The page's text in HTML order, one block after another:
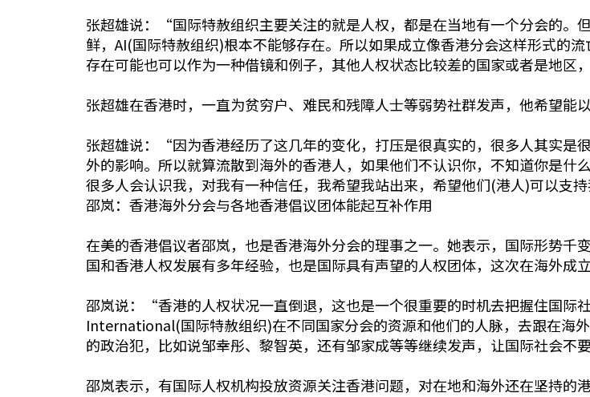
张超雄说：“国际特赦组织主要关注的就是人权，都是在当地有一个分会的。
鲜，AI(国际特赦组织)根本不能够存在。所以如果成立像香港分会这样形式的
存在可能也可以作为一种借镜和例子，其他人权状态比较差的国家或者是地区
张超雄在香港时，一直为贫穷户、难民和残障人士等弱势社群发声，他希望能
张超雄说：“因为香港经历了这几年的变化，打压是很真实的，很多人其实是
外的影响。所以就算流散到海外的香港人，如果他们不认识你，不知道你是什
很多人会认识我，对我有一种信任，我希望我站出来，希望他们(港人)可以支
邵岚：香港海外分会与各地香港倡议团体能起互补作用
在美的香港倡议者邵岚，也是香港海外分会的理事之一。她表示，国际形势
国和香港人权发展有多年经验，也是国际具有声望的人权团体，这次在海外成
邵岚说：“香港的人权状况一直倒退，这也是一个很重要的时机去把握住国际
International(国际特赦组织)在不同国家分会的资源和他们的人脉，去跟在海
的政治犯，比如说邹幸彤、黎智英，还有邹家成等等继续发声，让国际社会不
邵岚表示，有国际人权机构投放资源关注香港问题，对在地和海外还在坚持的